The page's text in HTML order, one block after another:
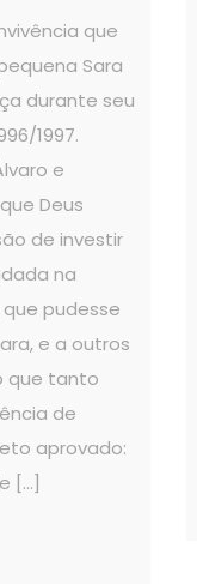
que
Sara
durante seu
1997.
e
Deus
de investir
na
pudesse
e a outros
que tanto
de
aprovado:
[…]